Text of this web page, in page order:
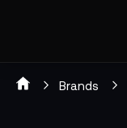
Brands